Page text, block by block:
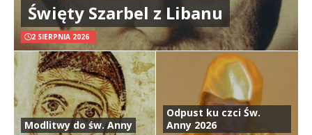
Święty Szarbel z Libanu
2 SIERPNIA 2026
Modlitwy do św. Anny
Odpust ku czci Św.
Anny 2026